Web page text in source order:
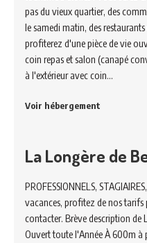
pas du vieux quartier, des
le samedi matin, des
profiterez d'une pièce de vie
coin repas et salon (canapé
à l'extérieur avec coin…
Voir hébergement
La Longère de
PROFESSIONNELS,
vacances, profitez de nos tarifs
contacter. Brève description de
Ouvert toute l'Année À 600m à